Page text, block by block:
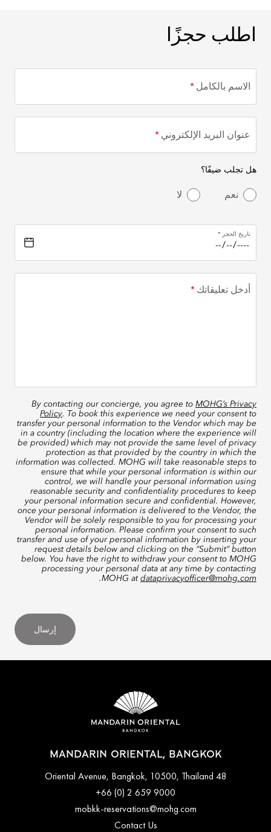
اطلب حجزًا
اطلب حجزًا
الاسم بالكامل
عنوان البريد الإلكتروني
هل تجلب ضيفًا؟
نعم لا
تاريخ الحجز
أدخل تعليقاتك
By contacting our concierge, you agree to MOHG’s Privacy
Policy. To book this experience we need your consent to
transfer your personal information to the Vendor which may be
in a country (including the location where the experience will
be provided) which may not provide the same level of privacy
protection as that provided by the country in which the
information was collected. MOHG will take reasonable steps to
ensure that while your personal information is within our
control, we will handle your personal information using
reasonable security and confidentiality procedures to keep
your personal information secure and confidential. However,
once your personal information is delivered to the Vendor, the
Vendor will be solely responsible to you for processing your
personal information. Please confirm your consent to such
transfer and use of your personal information by inserting your
request details below and clicking on the “Submit” button
below. You have the right to withdraw your consent to MOHG
processing your personal data at any time by contacting
MOHG at dataprivacyofficer@mohg.com
.
إرسال
MANDARIN ORIENTAL, BANGKOK
48 Oriental Avenue, Bangkok, 10500, Thailand
+66 (0) 2 659 9000
mobkk-reservations@mohg.com
Contact Us